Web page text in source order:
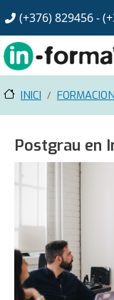
(+376) 829456 -
INICI
Postgrau en